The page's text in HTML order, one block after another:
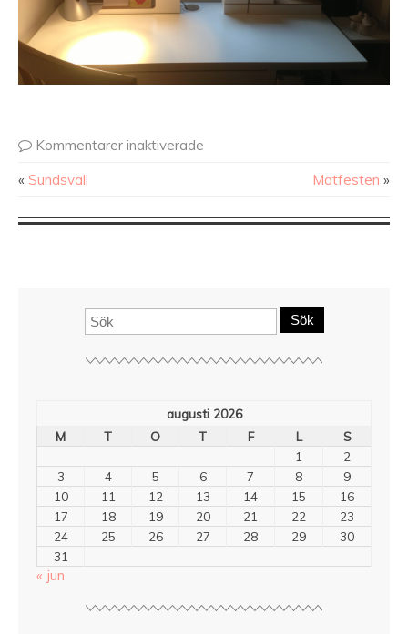
Kommentarer inaktiverade
« Sundsvall Matfesten »
Sök
augusti 2026
M
T O T F L
S
1
2
3
4 5 6 7 8
9
10
11 12 13 14 15
16
17
18 19 20 21 22
23
24
25 26 27 28 29
30
31
« jun